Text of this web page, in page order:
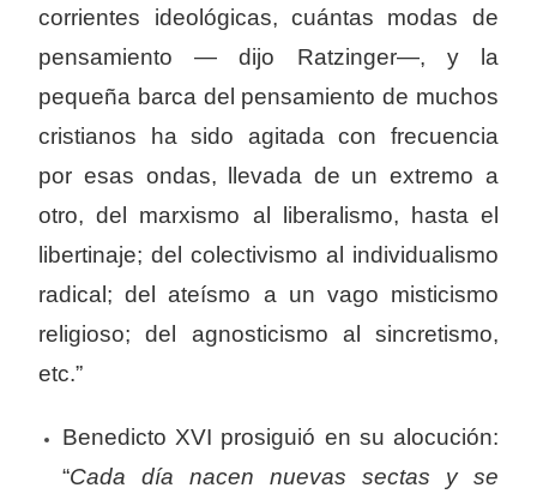
corrientes ideológicas, cuántas modas de
pensamiento — dijo Ratzinger—, y la
pequeña barca del pensamiento de muchos
cristianos ha sido agitada con frecuencia
por esas ondas, llevada de un extremo a
otro, del marxismo al liberalismo, hasta el
libertinaje; del colectivismo al individualismo
radical; del ateísmo a un vago misticismo
religioso; del agnosticismo al sincretismo,
etc.”
Benedicto XVI prosiguió en su alocución:
“Cada día nacen nuevas sectas y se